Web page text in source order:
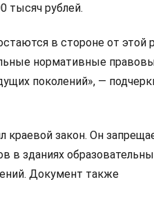
тысяч рублей.
в стороне от этой
нормативные
поколений», —
краевой закон. Он
в зданиях
Документ также